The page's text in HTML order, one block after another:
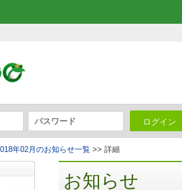
ログイン
年02月のお知らせ一覧 >> 詳細
お知らせ